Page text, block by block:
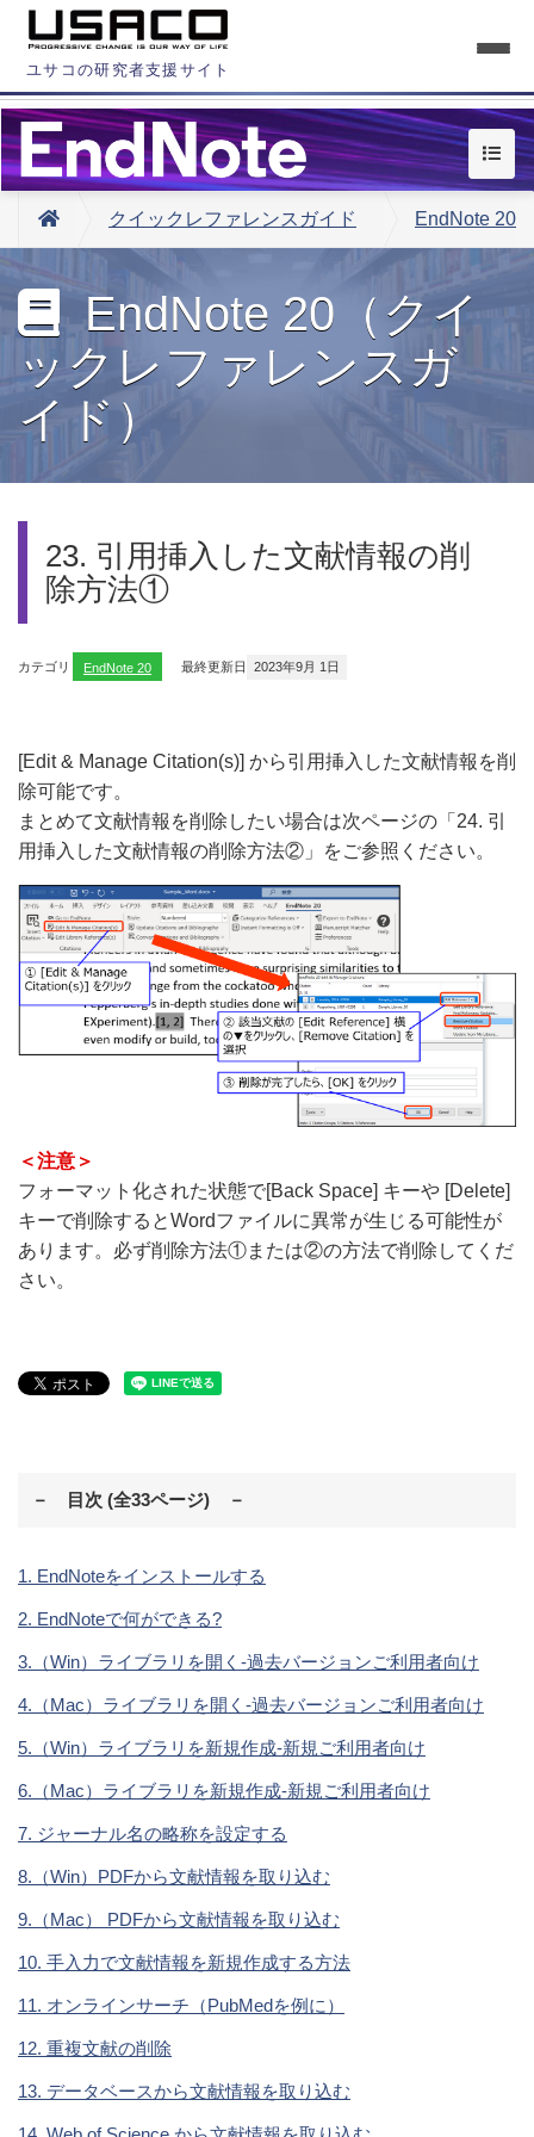
ユサコの研究者支援サイト
クイックレファレンスガイド EndNote 20
EndNote 20（クイ
ックレファレンスガ
イド）
23. 引用挿入した文献情報の削
除方法①
カテゴリ EndNote 20 最終更新日 2023年9月 1日
[Edit & Manage Citation(s)] から引用挿入した文献情報を削
除可能です。
まとめて文献情報を削除したい場合は次ページの「24. 引
用挿入した文献情報の削除方法②」をご参照ください。
＜注意＞
フォーマット化された状態で[Back Space] キーや [Delete]
キーで削除するとWordファイルに異常が生じる可能性が
あります。必ず削除方法①または②の方法で削除してくだ
さい。
－ 目次 (全33ページ) －
1. EndNoteをインストールする
2. EndNoteで何ができる?
3.（Win）ライブラリを開く-過去バージョンご利用者向け
4.（Mac）ライブラリを開く-過去バージョンご利用者向け
5.（Win）ライブラリを新規作成-新規ご利用者向け
6.（Mac）ライブラリを新規作成-新規ご利用者向け
7. ジャーナル名の略称を設定する
8.（Win）PDFから文献情報を取り込む
9.（Mac） PDFから文献情報を取り込む
10. 手入力で文献情報を新規作成する方法
11. オンラインサーチ（PubMedを例に）
12. 重複文献の削除
13. データベースから文献情報を取り込む